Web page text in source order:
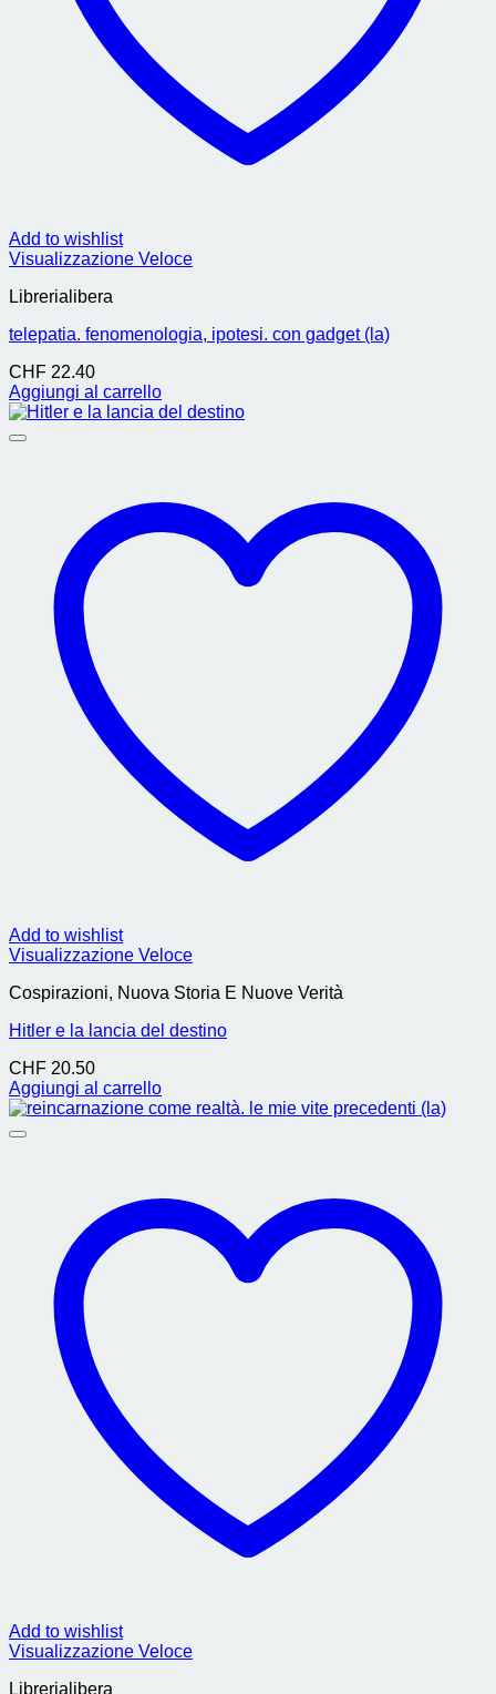
Add to wishlist
Visualizzazione Veloce
Librerialibera
telepatia. fenomenologia, ipotesi. con gadget (la)
CHF 22.40
Aggiungi al carrello
Add to wishlist
Visualizzazione Veloce
Cospirazioni, Nuova Storia E Nuove Verità
Hitler e la lancia del destino
CHF 20.50
Aggiungi al carrello
Add to wishlist
Visualizzazione Veloce
Librerialibera